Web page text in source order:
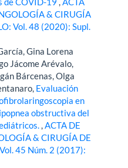
& CIRUGÍA
Vol. 48 (2020): Supl.
Gina Lorena
Jácome Arévalo,
Bárcenas, Olga
Evaluación
en
obstructiva del
ACTA DE
& CIRUGÍA DE
45 Núm. 2 (2017):